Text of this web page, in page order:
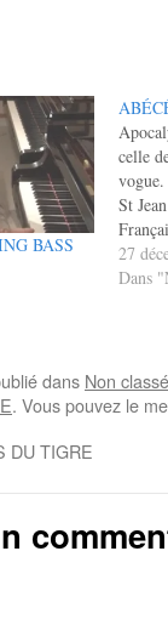
BASS
celle
St
XX
27
Dans
dans Non classé
. Vous pouvez le
DU TIGRE